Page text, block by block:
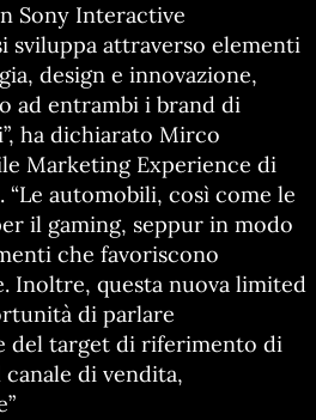
Sony Interactive
sviluppa attraverso elementi
design e innovazione,
ad entrambi i brand di
ha dichiarato Mirco
Marketing Experience di
automobili, così come le
il gaming, seppur in modo
che favoriscono
Inoltre, questa nuova limited
di parlare
del target di riferimento di
canale di vendita,